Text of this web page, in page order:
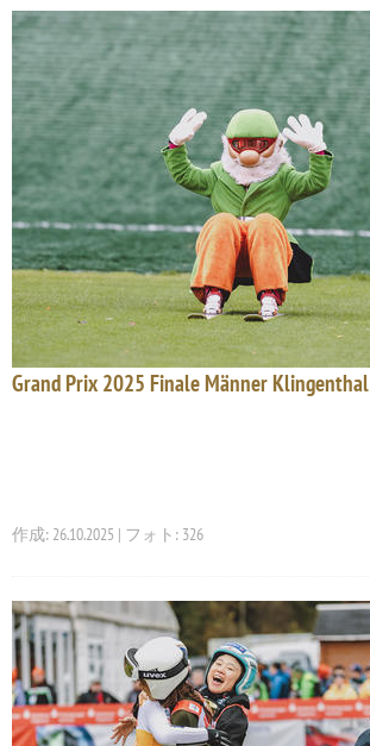
Grand Prix 2025 Finale Männer Klingenthal
作成: 26.10.2025 | フォト: 326